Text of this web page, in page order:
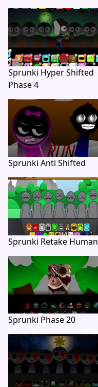
Sprunki Hyper Shifted
Phase 4
Sprunki Anti Shifted
Sprunki Retake Human
Sprunki Phase 20